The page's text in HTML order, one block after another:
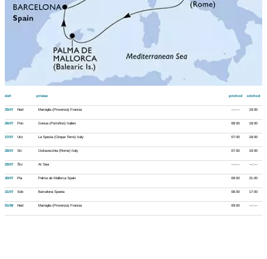
deň prístav odchod
príchod
19:00
---:---
25/07 Ned Marsiglia (Provenza) Francia
18:00
08:00
26/07 Pon Genua (Portofino) Italien
18:00
07:00
27/07 Uto La Spezia (Cinque Terre) Italy
19:00
07:00
28/07 Str Civitavecchia (Rome) Italy
---:---
---:---
29/07 Štv At Sea
21:00
09:00
30/07 Pia Palma de Mallorca Spain
17:00
08:00
31/07 Sob Barcelona Spania
---:---
09:00
01/08 Ned Marsiglia (Provenza) Francia